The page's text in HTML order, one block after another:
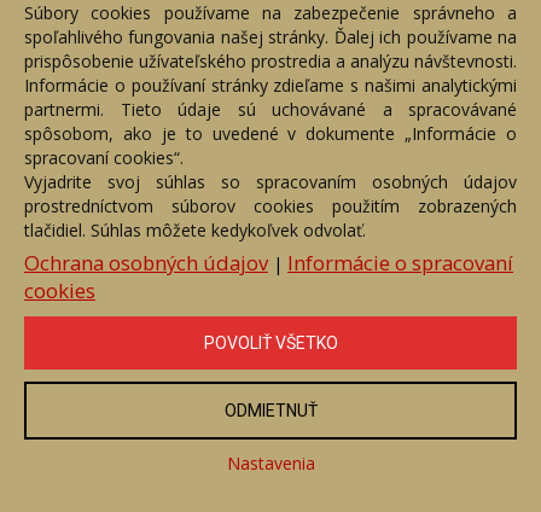
Číslo položky: 109738
Voľný predaj
Cena:50 €
ZOBRAZIŤ
Súbory cookies používame na zabezpečenie správneho a
spoľahlivého fungovania našej stránky. Ďalej ich používame na
prispôsobenie užívateľského prostredia a analýzu návštevnosti.
Informácie o používaní stránky zdieľame s našimi analytickými
partnermi. Tieto údaje sú uchovávané a spracovávané
spôsobom, ako je to uvedené v dokumente „Informácie o
spracovaní cookies“.
Vyjadrite svoj súhlas so spracovaním osobných údajov
prostredníctvom súborov cookies použitím zobrazených
tlačidiel. Súhlas môžete kedykoľvek odvolať.
Ochrana osobných údajov| Informácie o spracovaní
cookies
POVOLIŤ VŠETKO
ODMIETNUŤ
Nastavenia